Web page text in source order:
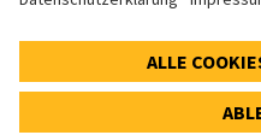
SWX: Implenia AG